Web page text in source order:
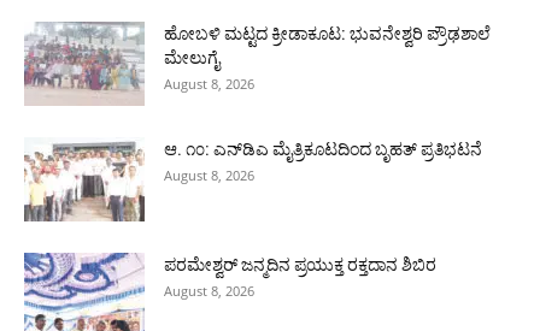
ಹೋಬಳಿ ಮಟ್ಟದ ಕ್ರೀಡಾಕೂಟ: ಭುವನೇಶ್ವರಿ ಪ್ರೌಢಶಾಲೆ
ಮೇಲುಗೈ
August 8, 2026
ಆ. ೧೦: ಎನ್‌ಡಿಎ ಮೈತ್ರಿಕೂಟದಿಂದ ಬೃಹತ್ ಪ್ರತಿಭಟನೆ
August 8, 2026
ಪರಮೇಶ್ವರ್ ಜನ್ಮದಿನ ಪ್ರಯುಕ್ತ ರಕ್ತದಾನ ಶಿಬಿರ
August 8, 2026